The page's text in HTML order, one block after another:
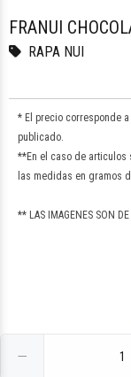
FRANUI
RAPA NUI
* El precio corresponde
publicado.
**En el caso de articulos
las medidas en gramos
** LAS IMAGENES SON DE